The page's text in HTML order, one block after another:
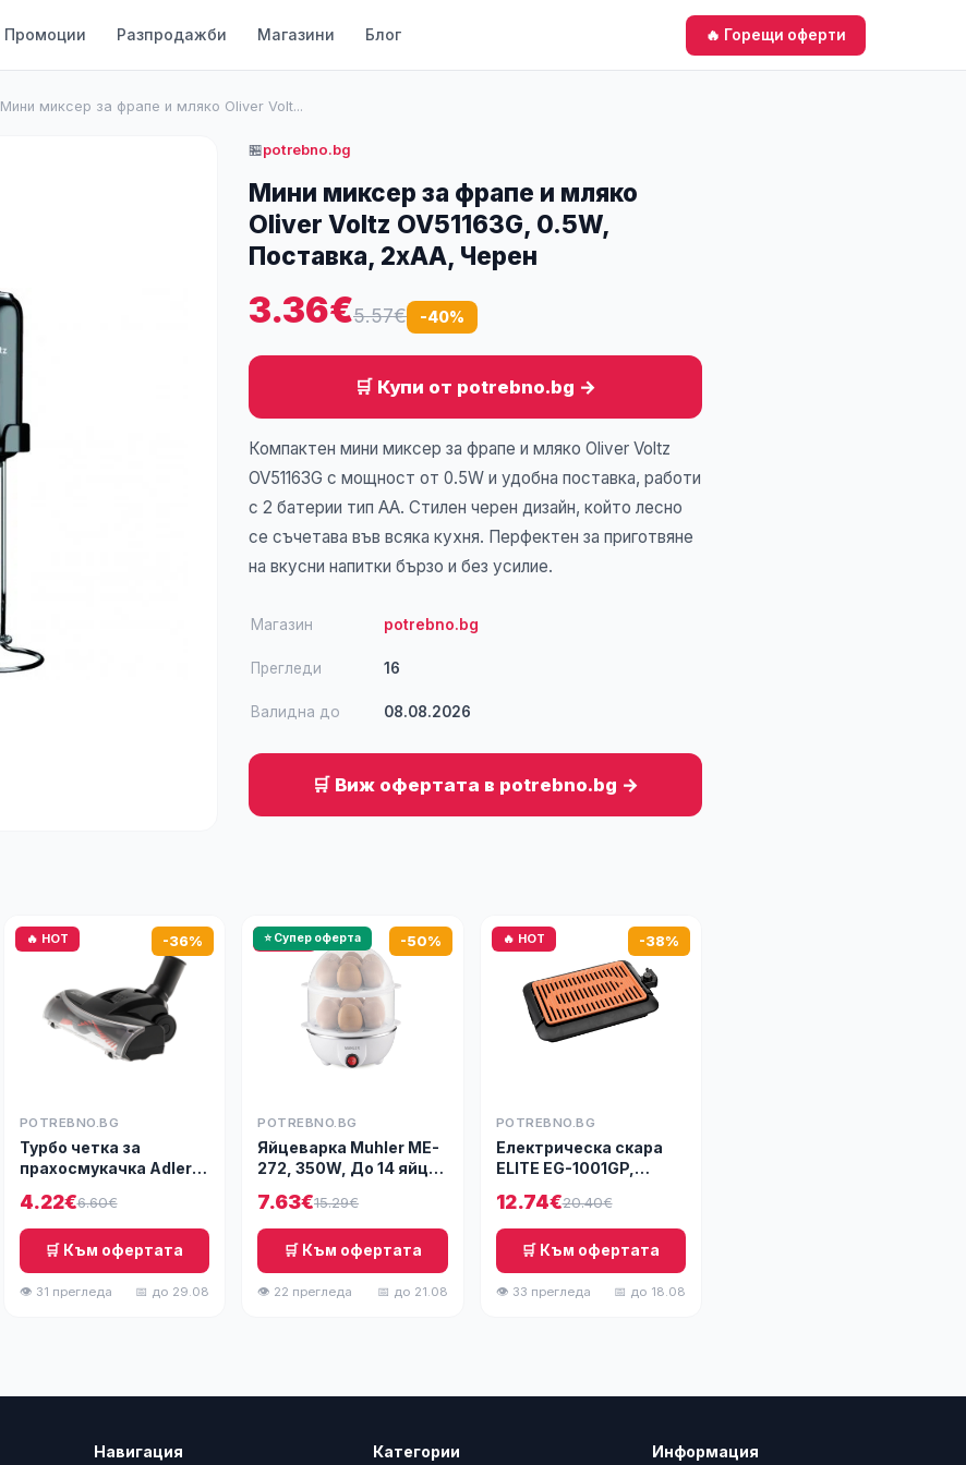
Промоции Разпродажби Магазини Блог 🔥 Горещи оферти
Мини миксер за фрапе и мляко Oliver Volt...
🏪potrebno.bg
Мини миксер за фрапе и мляко
Oliver Voltz OV51163G, 0.5W,
Поставка, 2xAA, Черен
3.36€5.57€ -40%
🛒 Купи от potrebno.bg →
Компактен мини миксер за фрапе и мляко Oliver Voltz
OV51163G с мощност от 0.5W и удобна поставка, работи
с 2 батерии тип AA. Стилен черен дизайн, който лесно
се съчетава във всяка кухня. Перфектен за приготвяне
на вкусни напитки бързо и без усилие.
Магазин potrebno.bg
Прегледи 16
Валидна до 08.08.2026
🛒 Виж офертата в potrebno.bg →
🔥 HOT -36%
POTREBNO.BG
Турбо четка за
прахосмукачка Adler
4.22€6.60€
🛒 Към офертата
👁 31 прегледа 📅 до 29.08
🔥 HOT
⭐ Супер оферта -50%
POTREBNO.BG
Яйцеварка Muhler ME-
272, 350W, До 14 яйца,
7.63€15.29€
🛒 Към офертата
👁 22 прегледа 📅 до 21.08
🔥 HOT -38%
POTREBNO.BG
Електрическа скара
ELITE EG-1001GP,
покритие, Термостат,
25.5х30.5cm, Черен
12.74€20.40€
🛒 Към офертата
👁 33 прегледа 📅 до 18.08
Навигация Категории Информация